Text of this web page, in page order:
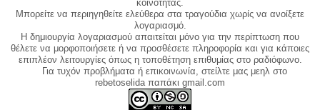
κοινότητας.
Μπορείτε να περιηγηθείτε ελεύθερα στα τραγούδια χωρίς να ανοίξετε
λογαριασμό.
Η δημιουργία λογαριασμού απαιτείται μόνο για την περίπτωση που
θέλετε να μορφοποιήσετε ή να προσθέσετε πληροφορία και για κάποιες
επιπλέον λειτουργίες όπως η τοποθέτηση επιθυμίας στο ραδιόφωνο.
Για τυχόν προβλήματα ή επικοινωνία, στείλτε μας μεηλ στο
rebetoselida παπάκι gmail.com